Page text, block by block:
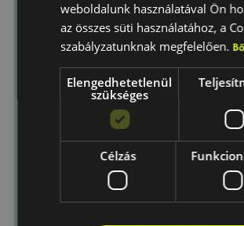
Elfogadom azAdatkezelési
tájékoztató-ban foglaltakat.
Küldés
weboldalunk használatával Ön
az összes süti használatához, a
szabályzatunknak megfelelően.
Elengedhetetlenül
szükséges
Célzás